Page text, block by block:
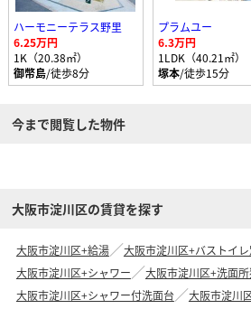
ハーモニーテラス野里
6.25万円
1K（20.38㎡）
御幣島/徒歩8分
プラムユー
6.3万円
1LDK（40.21㎡）
塚本/徒歩15分
今まで閲覧した物件
大阪市淀川区の賃貸を探す
大阪市淀川区+給湯
大阪市淀川区+バストイレ
大阪市淀川区+シャワー
大阪市淀川区+洗面
大阪市淀川区+シャワー付洗面台
大阪市淀川